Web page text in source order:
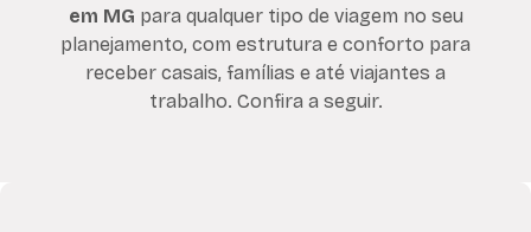
em MG para qualquer tipo de viagem no seu
planejamento, com estrutura e conforto para
receber casais, famílias e até viajantes a
trabalho. Confira a seguir.